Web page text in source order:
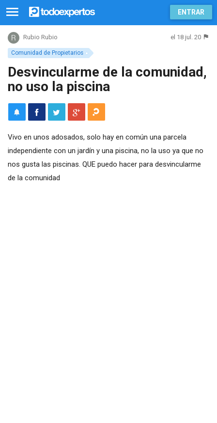
ENTRAR
Comunidad de Propietarios
Rubio Rubio el 18 jul. 20
Desvincularme de la comunidad,
no uso la piscina
Vivo en unos adosados, solo hay en común una parcela
independiente con un jardín y una piscina, no la uso ya que no
nos gusta las piscinas. QUE puedo hacer para desvincularme
de la comunidad